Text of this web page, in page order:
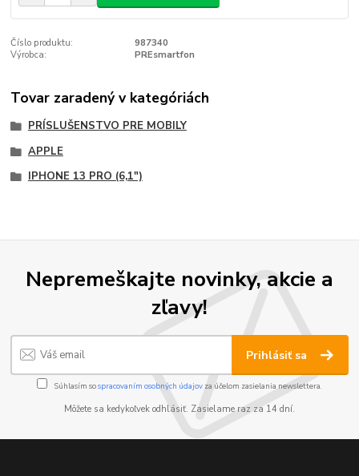
Číslo produktu:
987340
Výrobca:
PREsmartfon
Tovar zaradený v kategóriách
PRÍSLUŠENSTVO PRE MOBILY
APPLE
IPHONE 13 PRO (6,1")
Nepremeškajte novinky, akcie a
zľavy!
Prihlásiť sa
Súhlasím sospracovaním osobných údajov za účelom zasielania newslettera.
Môžete sa kedykoľvek odhlásiť. Zasielame raz za 14 dní.